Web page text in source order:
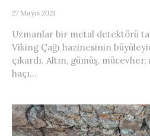
27 Mayıs 2021
Uzmanlar bir metal detektörü
Viking Çağı hazinesinin
çıkardı. Altın, gümüş,
haçı...